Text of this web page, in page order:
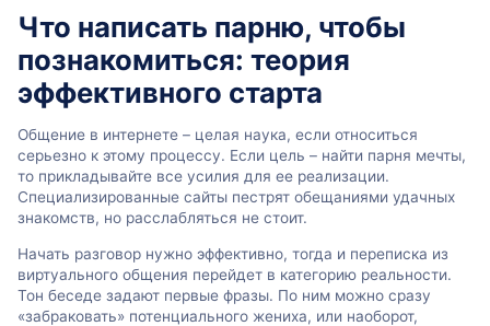
Что написать парню, чтобы
познакомиться: теория
эффективного старта
Общение в интернете – целая наука, если относиться
серьезно к этому процессу. Если цель – найти парня мечты,
то прикладывайте все усилия для ее реализации.
Специализированные сайты пестрят обещаниями удачных
знакомств, но расслабляться не стоит.
Начать разговор нужно эффективно, тогда и переписка из
виртуального общения перейдет в категорию реальности.
Тон беседе задают первые фразы. По ним можно сразу
«забраковать» потенциального жениха, или наоборот,